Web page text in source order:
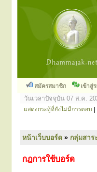
สมัครสมาชิก เข้าสู่
วันเวลาปัจจุบัน 07 ส.ค.
แสดงกระทู้ที่ยังไม่มีการตอบ
หน้าเว็บบอร์ด » กลุ่มสาร
กฎการใช้บอร์ด